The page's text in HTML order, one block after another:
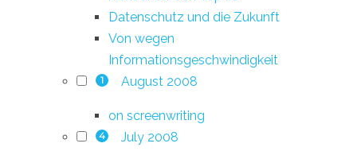
Datenschutz und die Zukunft
Von wegen
Informationsgeschwindigkeit
1 August 2008
on screenwriting
4 July 2008